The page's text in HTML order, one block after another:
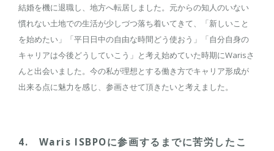
結婚を機に退職し、地方へ転居しました。元からの知人のいない
慣れない土地での生活が少しづつ落ち着いてきて、「新しいこと
を始めたい」「平日日中の自由な時間どう使おう」「自分自身の
キャリアは今後どうしていこう」と考え始めていた時期にWarisさ
んと出会いました。今の私が理想とする働き方でキャリア形成が
出来る点に魅力を感じ、参画させて頂きたいと考えました。
4. Waris ISBPOに参画するまでに苦労したこ